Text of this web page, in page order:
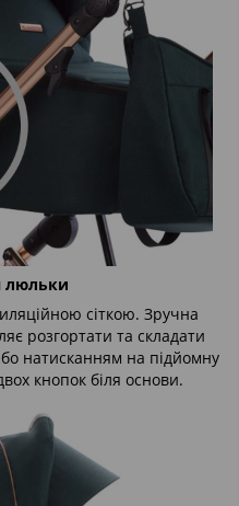
сіткою. Зручна
розгортати та складати
натисканням на підйомну
кнопок біля основи.